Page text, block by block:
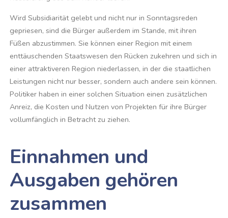
Wird Subsidiarität gelebt und nicht nur in Sonntagsreden
gepriesen, sind die Bürger außerdem im Stande, mit ihren
Füßen abzustimmen. Sie können einer Region mit einem
enttäuschenden Staatswesen den Rücken zukehren und sich in
einer attraktiveren Region niederlassen, in der die staatlichen
Leistungen nicht nur besser, sondern auch andere sein können.
Politiker haben in einer solchen Situation einen zusätzlichen
Anreiz, die Kosten und Nutzen von Projekten für ihre Bürger
vollumfänglich in Betracht zu ziehen.
Einnahmen und
Ausgaben gehören
zusammen